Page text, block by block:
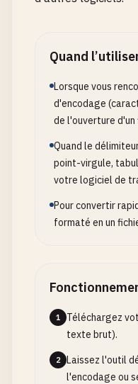
Quand
Lorsque vous
d'encodage
de l'ouverture d'un
Quand le
point-virgule,
votre logiciel de
Pour convertir
formaté en un
1
Téléchargez
texte brut).
2
Laissez l'outil
l'encodage ou